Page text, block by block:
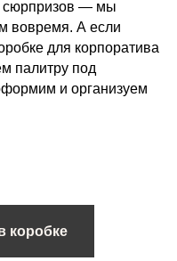
сюрпризов — мы
вовремя. А если
для корпоратива
палитру под
и организуем
коробке